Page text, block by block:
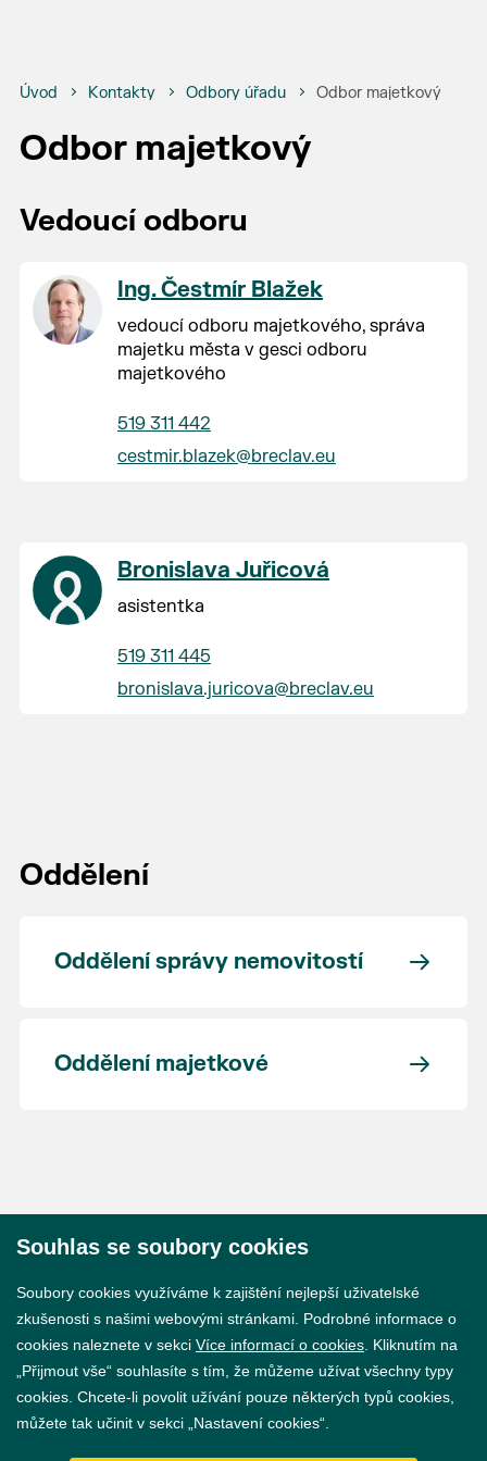
Úvod Kontakty Odbory úřadu Odbor majetkový
Odbor majetkový
Vedoucí odboru
Ing. Čestmír Blažek
vedoucí odboru majetkového, správa
majetku města v gesci odboru
majetkového
519 311 442
cestmir.blazek@breclav.eu
Bronislava Juřicová
asistentka
519 311 445
bronislava.juricova@breclav.eu
Oddělení
Oddělení správy nemovitostí
Oddělení majetkové
GDPR
Souhlas se soubory cookies
Soubory cookies využíváme k zajištění nejlepší uživatelské
zkušenosti s našimi webovými stránkami. Podrobné informace o
cookies naleznete v sekci Více informací o cookies . Kliknutím na
„Přijmout vše“ souhlasíte s tím, že můžeme užívat všechny typy
cookies. Chcete-li povolit užívání pouze některých typů cookies,
můžete tak učinit v sekci „Nastavení cookies“.